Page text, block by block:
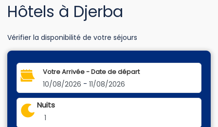
Hôtels à Djerba
Vérifier la disponibilité de votre séjours
Votre Arrivée - Date de départ
10/08/2026 - 11/08/2026
Nuits
1